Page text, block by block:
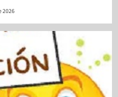
2026